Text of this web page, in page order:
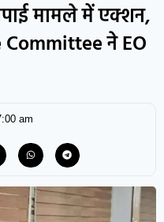
मामले में एक्शन,
ने EO
am